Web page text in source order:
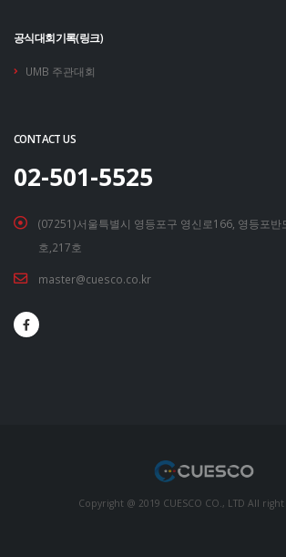
공식대회기록(링크)
UMB 주관대회
CONTACT US
02-501-5525
(07251)서울특별시 영등포구 영신로166, 영등포반
호,217호
master@cuesco.co.kr
Copyright @ 2019 CUESCO CO., LTD All